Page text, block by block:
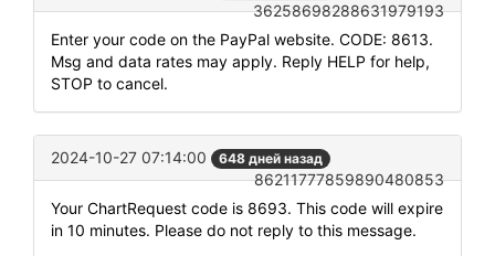
36258698288631979193
Enter your code on the PayPal website. CODE: 8613.
Msg and data rates may apply. Reply HELP for help,
STOP to cancel.
2024-10-27 07:14:00 648 дней назад
86211777859890480853
Your ChartRequest code is 8693. This code will expire
in 10 minutes. Please do not reply to this message.